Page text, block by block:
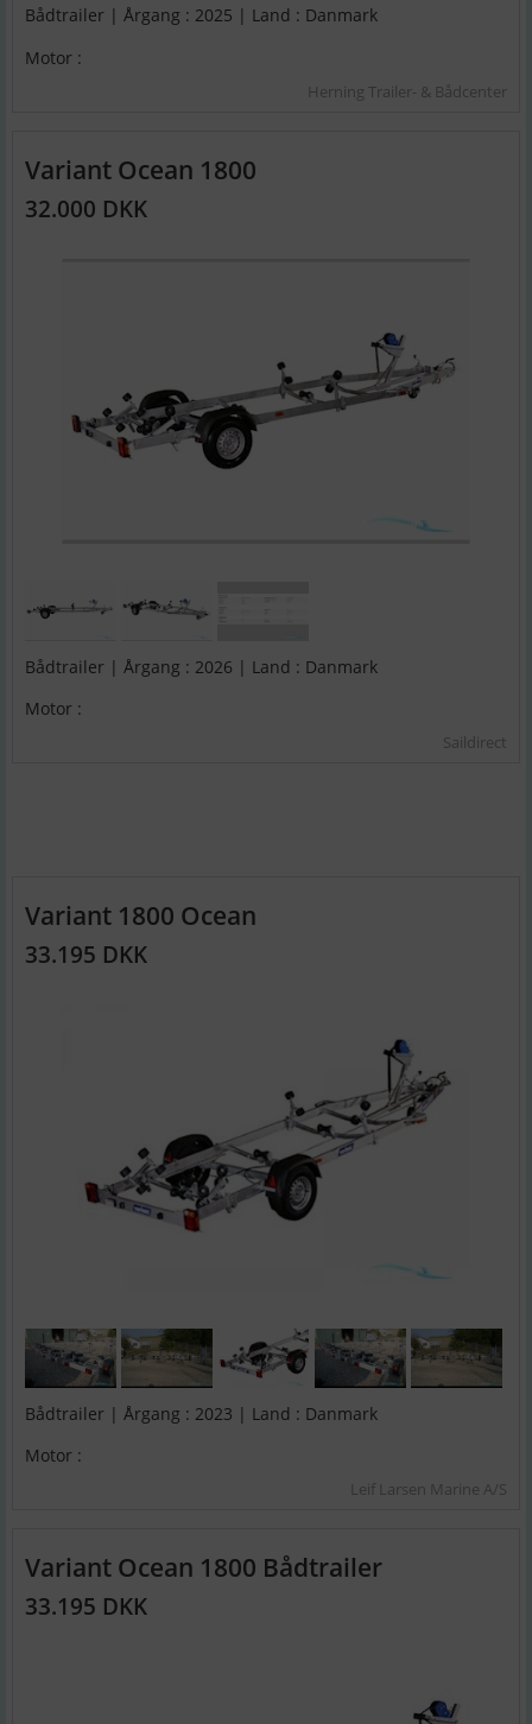
Bådtrailer | Årgang : 2025 | Land : Danmark
Motor :
Herning Trailer- & Bådcenter
Variant Ocean 1800
32.000 DKK
Bådtrailer | Årgang : 2026 | Land : Danmark
Motor :
Saildirect
Variant 1800 Ocean
33.195 DKK
Bådtrailer | Årgang : 2023 | Land : Danmark
Motor :
Leif Larsen Marine A/S
Variant Ocean 1800 Bådtrailer
33.195 DKK